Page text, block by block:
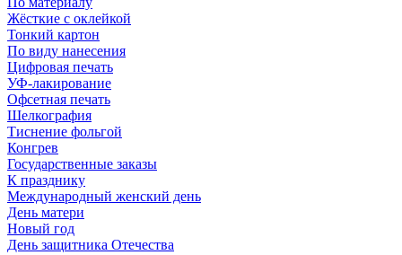
Жёсткие с оклейкой
Тонкий картон
По виду нанесения
Цифровая печать
УФ-лакирование
Офсетная печать
Шелкография
Тиснение фольгой
Конгрев
Государственные заказы
К празднику
Международный женский день
День матери
Новый год
День защитника Отечества